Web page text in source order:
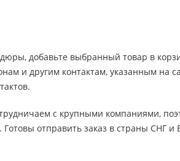
добавьте выбранный товар в
и другим контактам, указанным на
с крупными компаниями,
отправить заказ в страны СНГ и